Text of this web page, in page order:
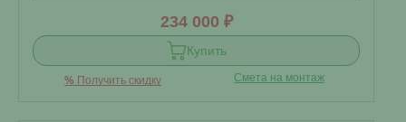
234 000 ₽
Купить
% Получить скидку Смета на монтаж